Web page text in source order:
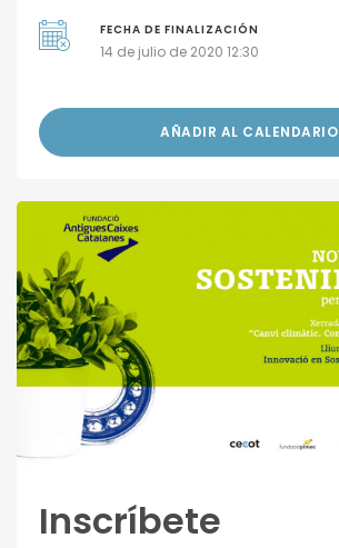
FECHA DE FINALIZACIÓN
14 de julio de 2020 12:30
AÑADIR AL CALENDARIO
Inscríbete